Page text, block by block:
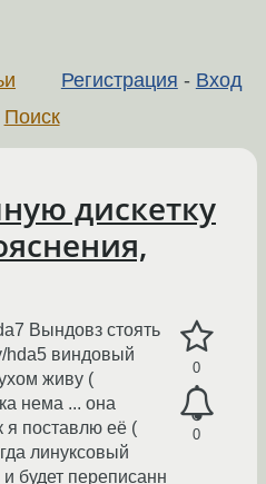
Регистрация - Вход
Поиск
дискетку
0
0
Вындовз стоять
hda5 виндовый
живу (
нема ... она
я поставлю её (
линуксовый
будет переписанн